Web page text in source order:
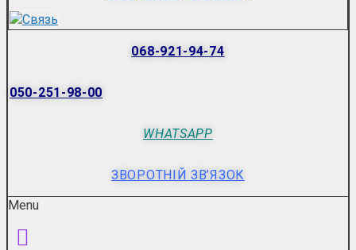
068-921-94-74
050-251-98-00
WHATSAPP
ЗВОРОТНІЙ ЗВ’ЯЗОК
Menu